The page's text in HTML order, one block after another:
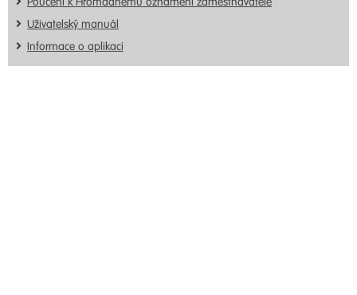
Uživatelský manuál
Informace o aplikaci